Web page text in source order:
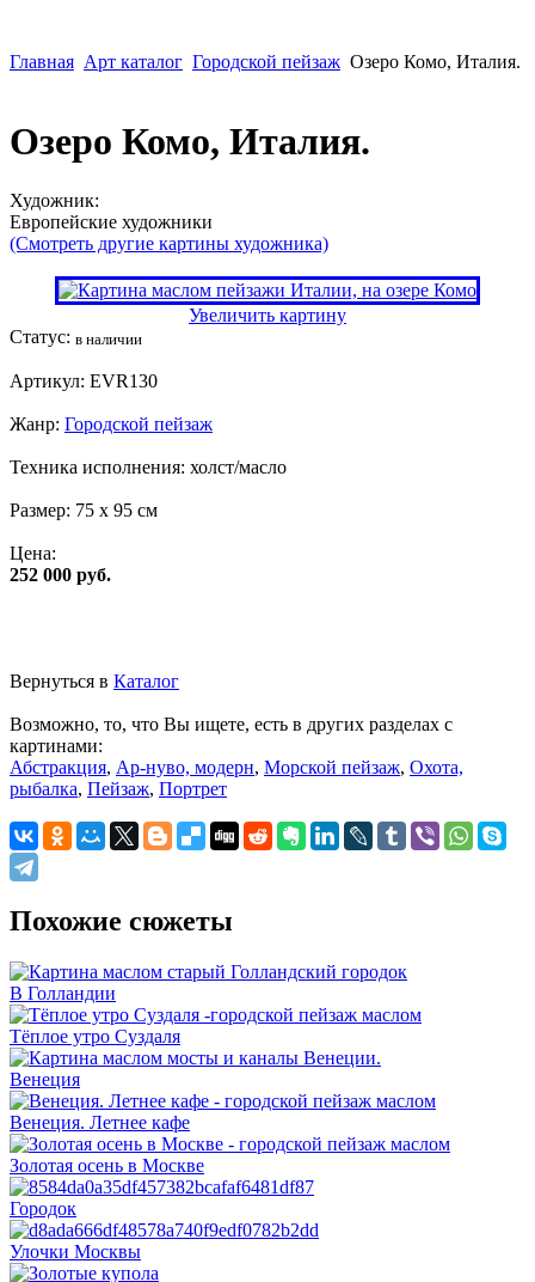
Главная Арт каталог Городской пейзаж Озеро Комо, Италия.
Озеро Комо, Италия.
Художник:
Европейские художники
(Смотреть другие картины художника)
Увеличить картину
Статус: в наличии
Артикул: EVR130
Жанр: Городской пейзаж
Техника исполнения: холст/масло
Размер: 75 x 95 см
Цена:
252 000 руб.
Вернуться в Каталог
Возможно, то, что Вы ищете, есть в других разделах с
картинами:
Абстракция, Ар-нуво, модерн, Морской пейзаж, Охота,
рыбалка, Пейзаж, Портрет
Похожие сюжеты
В Голландии
Тёплое утро Суздаля
Венеция
Венеция. Летнее кафе
Золотая осень в Москве
Городок
Улочки Москвы